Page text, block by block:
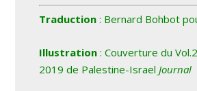
Traduction : Bernard Bohbot
Illustration : Couverture du
2019 de Palestine-IsraelJournal